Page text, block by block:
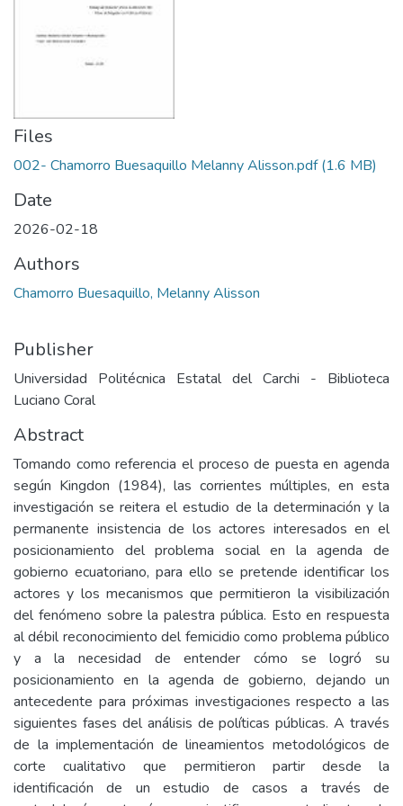
Files
002- Chamorro Buesaquillo Melanny Alisson.pdf(1.6 MB)
Date
2026-02-18
Authors
Chamorro Buesaquillo, Melanny Alisson
Publisher
Universidad Politécnica Estatal del Carchi - Biblioteca
Luciano Coral
Abstract
Tomando como referencia el proceso de puesta en agenda
según Kingdon (1984), las corrientes múltiples, en esta
investigación se reitera el estudio de la determinación y la
permanente insistencia de los actores interesados en el
posicionamiento del problema social en la agenda de
gobierno ecuatoriano, para ello se pretende identificar los
actores y los mecanismos que permitieron la visibilización
del fenómeno sobre la palestra pública. Esto en respuesta
al débil reconocimiento del femicidio como problema público
y a la necesidad de entender cómo se logró su
posicionamiento en la agenda de gobierno, dejando un
antecedente para próximas investigaciones respecto a las
siguientes fases del análisis de políticas públicas. A través
de la implementación de lineamientos metodológicos de
corte cualitativo que permitieron partir desde la
identificación de un estudio de casos a través de